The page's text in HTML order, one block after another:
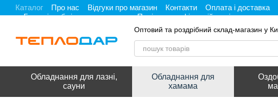
Перейти до основного контенту
Каталог Про нас Відгуки про магазин Контакти Оплата і доставка
Гарантія, обмін та повернення
Політика конфіденційності
Оптовий та роздрібний склад-магазин у
Обладнання для лазні,
сауни
Обладнання для
хамама